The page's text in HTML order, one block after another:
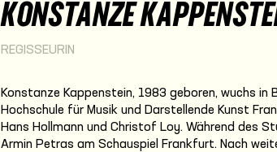
KONSTANZE
REGISSEURIN
Konstanze Kappenstein, 1983 geboren, wuchs
Hochschule für Musik und Darstellende Kunst
Hans Hollmann und Christof Loy. Während des
Armin Petras am Schauspiel Frankfurt. Nach